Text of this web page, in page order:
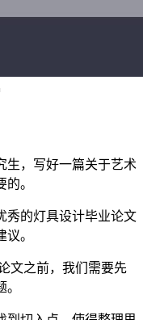
生，写好一篇关于艺术
。
秀的灯具设计毕业论文
。
文之前，我们需要先